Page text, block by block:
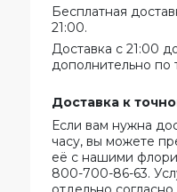
Бесплатная
21:00.
Доставка с 21:00
дополнительно по
Доставка к
Если вам нужна
часу, вы можете
её с нашими
800-700-86-63.